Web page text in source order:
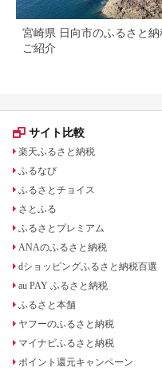
宮崎県 日向市のふるさと納
ご紹介
サイト比較
楽天ふるさと納税
ふるなび
ふるさとチョイス
さとふる
ふるさとプレミアム
ANAのふるさと納税
dショッピングふるさと納税百選
au PAY ふるさと納税
ふるさと本舗
ヤフーのふるさと納税
マイナビふるさと納税
ポイント還元キャンペーン